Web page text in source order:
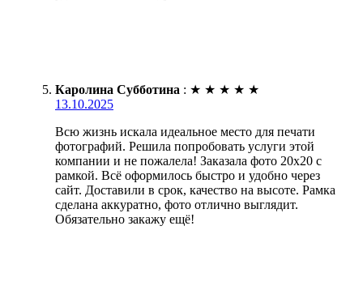
Каролина Субботина : ★ ★ ★ ★ ★
13.10.2025
Всю жизнь искала идеальное место для печати
фотографий. Решила попробовать услуги этой
компании и не пожалела! Заказала фото 20х20 с
рамкой. Всё оформилось быстро и удобно через
сайт. Доставили в срок, качество на высоте. Рамка
сделана аккуратно, фото отлично выглядит.
Обязательно закажу ещё!